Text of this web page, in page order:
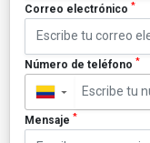
Correo electrónico *
Número de teléfono *
▼
Mensaje *